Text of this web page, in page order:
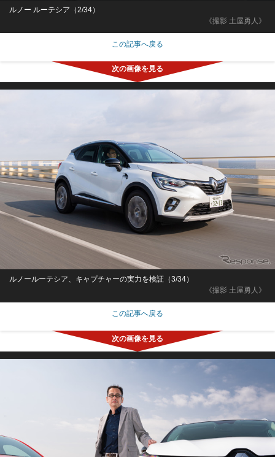
《撮影 土屋勇人》
ルノー ルーテシア（2/34）
この記事へ戻る
《撮影 土屋勇人》
ルノールーテシア、キャプチャーの実力を検証（3/34）
この記事へ戻る